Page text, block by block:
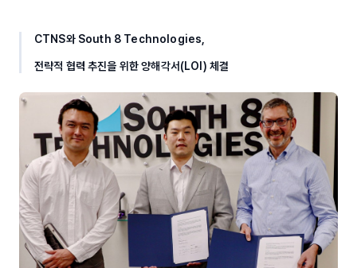
CTNS와 South 8 Technologies,
전략적 협력 추진을 위한 양해각서(LOI) 체결